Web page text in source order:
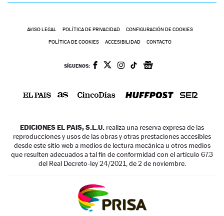
AVISO LEGAL POLÍTICA DE PRIVACIDAD CONFIGURACIÓN DE COOKIES
POLÍTICA DE COOKIES ACCESIBILIDAD CONTACTO
SÍGUENOS:
EDICIONES EL PAIS, S.L.U. realiza una reserva expresa de las
reproducciones y usos de las obras y otras prestaciones accesibles
desde este sitio web a medios de lectura mecánica u otros medios
que resulten adecuados a tal fin de conformidad con el artículo 67.3
del Real Decreto-ley 24/2021, de 2 de noviembre.